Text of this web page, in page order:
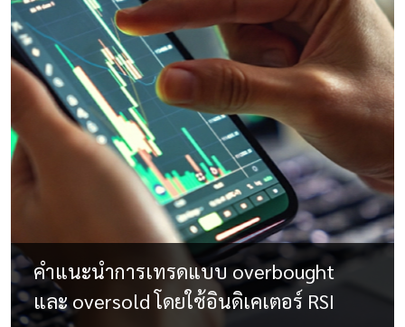
คำแนะนำการเทรดแบบ overbought
และ oversold โดยใช้อินดิเคเตอร์ RSI